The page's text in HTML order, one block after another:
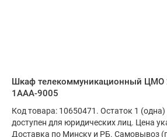
Шкаф телекоммуникационный
1ААА-9005
Код товара: 10650471. Остаток 1
доступен для юридических лиц. Цена
Доставка по Минску и РБ. Самовывоз